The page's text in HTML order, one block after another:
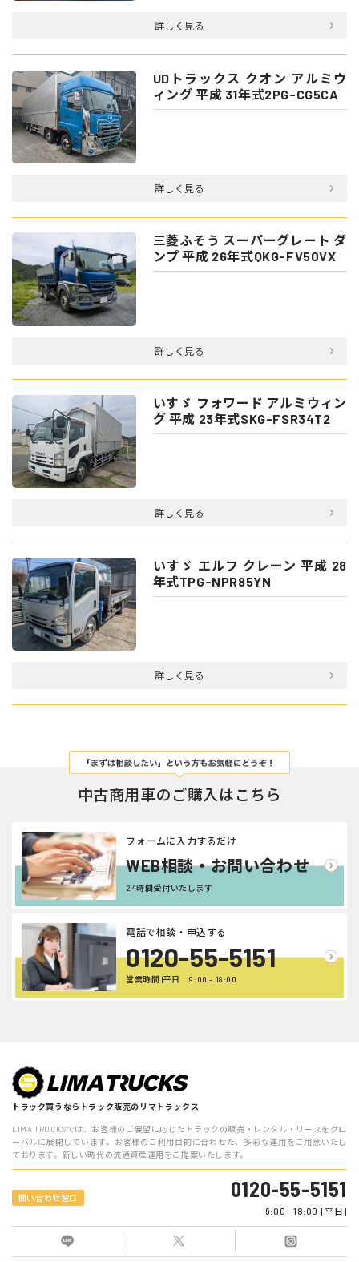
詳しく見る
UDトラックス クオン アルミウ
ィング 平成 31年式2PG-CG5CA
詳しく見る
三菱ふそう スーパーグレート ダ
ンプ 平成 26年式QKG-FV50VX
詳しく見る
いすゞ フォワード アルミウィン
グ 平成 23年式SKG-FSR34T2
詳しく見る
いすゞ エルフ クレーン 平成 28
年式TPG-NPR85YN
詳しく見る
中古商用車のご購入はこちら
WEB相談・お問い合わせ
フォームに入力するだけ
24時間受付いたします
0120-55-5151
電話で相談・申込する
営業時間 |平日 9:00 - 18:00
トラック買うならトラック販売のリマトラックス
LIMA TRUCKSでは、お客様のご要望に応じたトラックの販売・レンタル・リースをグロ
ーバルに展開しています。お客様のご利用目的に合わせた、多彩な運用をご用意いたし
ております。新しい時代の流通資産運用をご提案いたします。
問い合わせ窓口 0120-55-5151
9:00 - 18:00 [平日]